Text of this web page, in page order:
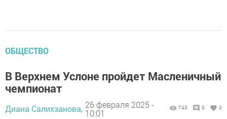
ОБЩЕСТВО
В Верхнем Услоне пройдет Масленичный
чемпионат
Диана Салихзанова, 26 февраля 2025 -
10:01
743 0 0